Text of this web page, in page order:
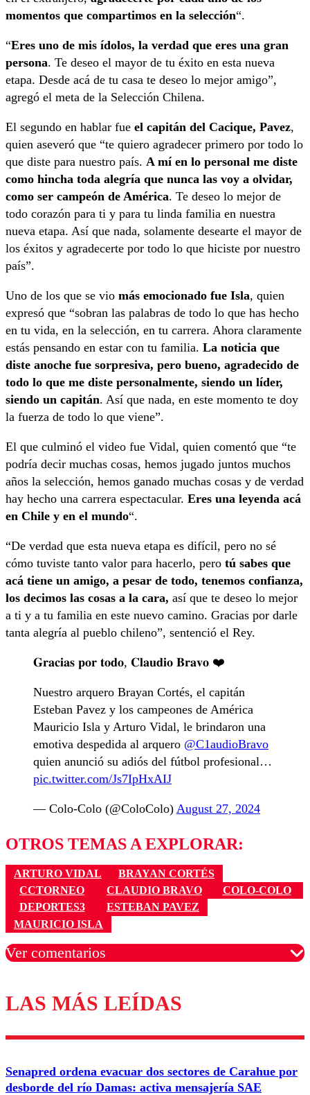
momentos que compartimos en la selección“.
“Eres uno de mis ídolos, la verdad que eres una gran
persona. Te deseo el mayor de tu éxito en esta nueva
etapa. Desde acá de tu casa te deseo lo mejor amigo”,
agregó el meta de la Selección Chilena.
El segundo en hablar fue el capitán del Cacique, Pavez,
quien aseveró que “te quiero agradecer primero por todo lo
que diste para nuestro país. A mí en lo personal me diste
como hincha toda alegría que nunca las voy a olvidar,
como ser campeón de América. Te deseo lo mejor de
todo corazón para ti y para tu linda familia en nuestra
nueva etapa. Así que nada, solamente desearte el mayor de
los éxitos y agradecerte por todo lo que hiciste por nuestro
país”.
Uno de los que se vio más emocionado fue Isla, quien
expresó que “sobran las palabras de todo lo que has hecho
en tu vida, en la selección, en tu carrera. Ahora claramente
estás pensando en estar con tu familia. La noticia que
diste anoche fue sorpresiva, pero bueno, agradecido de
todo lo que me diste personalmente, siendo un líder,
siendo un capitán. Así que nada, en este momento te doy
la fuerza de todo lo que viene”.
El que culminó el video fue Vidal, quien comentó que “te
podría decir muchas cosas, hemos jugado juntos muchos
años la selección, hemos ganado muchas cosas y de verdad
hay hecho una carrera espectacular. Eres una leyenda acá
en Chile y en el mundo“.
“De verdad que esta nueva etapa es difícil, pero no sé
cómo tuviste tanto valor para hacerlo, pero tú sabes que
acá tiene un amigo, a pesar de todo, tenemos confianza,
los decimos las cosas a la cara, así que te deseo lo mejor
a ti y a tu familia en este nuevo camino. Gracias por darle
tanta alegría al pueblo chileno”, sentenció el Rey.
𝐆𝐫𝐚𝐜𝐢𝐚𝐬 𝐩𝐨𝐫 𝐭𝐨𝐝𝐨, 𝐂𝐥𝐚𝐮𝐝𝐢𝐨 𝐁𝐫𝐚𝐯𝐨 ❤️
Nuestro arquero Brayan Cortés, el capitán
Esteban Pavez y los campeones de América
Mauricio Isla y Arturo Vidal, le brindaron una
emotiva despedida al arquero @C1audioBravo
quien anunció su adiós del fútbol profesional…
pic.twitter.com/Js7IpHxAIJ
— Colo-Colo (@ColoColo) August 27, 2024
OTROS TEMAS A EXPLORAR:
ARTURO VIDAL
BRAYAN CORTÉS
CCTORNEO
CLAUDIO BRAVO
COLO-COLO
DEPORTES3
ESTEBAN PAVEZ
MAURICIO ISLA
Ver comentarios
Los comentarios son moderados para garantizar un
diálogo respetuoso.
Correo
LAS MÁS LEÍDAS
Senapred ordena evacuar dos sectores de Carahue por
desborde del río Damas: activa mensajería SAE